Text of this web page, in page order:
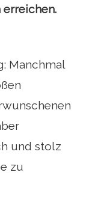
erreichen.
Manchmal
und stolz
zu